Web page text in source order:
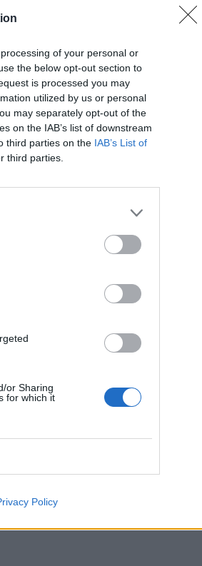
of your personal or
the below opt-out section to
is processed you may
utilized by us or personal
may separately opt-out of the
on the IAB’s list of downstream
third parties on the IAB’s List of
third parties.
or Sharing
for which it
Policy
hubiera puesto...